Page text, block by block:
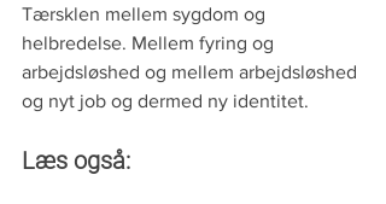
Tærsklen mellem sygdom og
helbredelse. Mellem fyring og
arbejdsløshed og mellem arbejdsløshed
og nyt job og dermed ny identitet.
Læs også: